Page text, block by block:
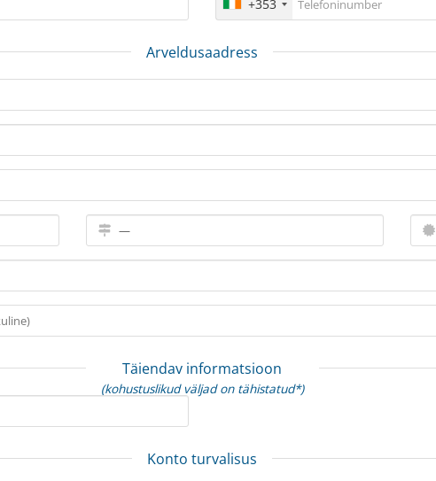
+353
Arveldusaadress
Täiendav informatsioon
(kohustuslikud väljad on tähistatud*)
Konto turvalisus